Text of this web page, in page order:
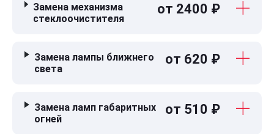
Замена механизма
стеклоочистителя
от 2400 ₽
Замена лампы ближнего
света
от 620 ₽
Замена ламп габаритных
огней
от 510 ₽